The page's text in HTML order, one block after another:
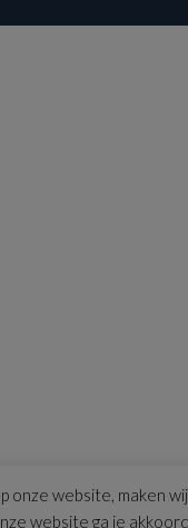
onze website, maken
website ga je